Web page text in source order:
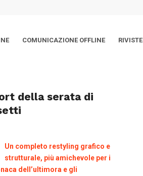
COMUNICAZIONE OFFLINE RIVISTE
della serata di
Un completo restyling grafico e
strutturale, più amichevole per i
dell’ultimora e gli